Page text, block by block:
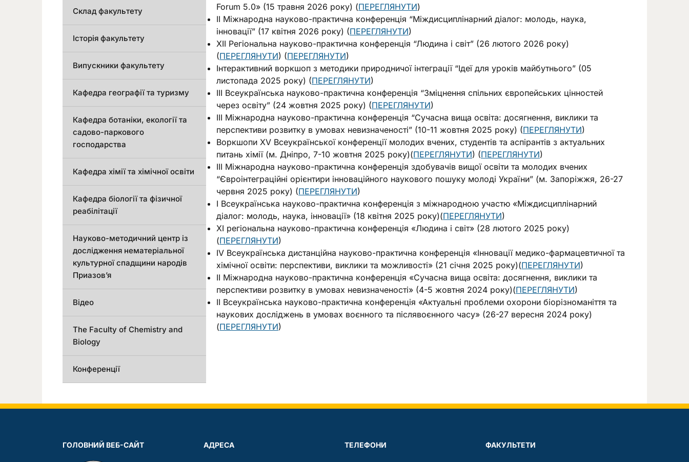
Forum 5.0» (15 травня 2026 року) (ПЕРЕГЛЯНУТИ)
ІІ Міжнародна науково-практична конференція “Міждисциплінарний діалог: молодь, наука,
інновації” (17 квітня 2026 року) (ПЕРЕГЛЯНУТИ)
ХІІ Регіональна науково-практична конференція “Людина і світ” (26 лютого 2026 року)
(ПЕРЕГЛЯНУТИ) (ПЕРЕГЛЯНУТИ)
Інтерактивний воркшоп з методики природничої інтеграції “Ідеї для уроків майбутнього” (05
листопада 2025 року) (ПЕРЕГЛЯНУТИ)
ІІІ Всеукраїнська науково-практична конференція “Зміцнення спільних європейських цінностей
через освіту” (24 жовтня 2025 року) (ПЕРЕГЛЯНУТИ)
ІІІ Міжнародна науково-практична конференція “Сучасна вища освіта: досягнення, виклики та
перспективи розвитку в умовах невизначеності” (10-11 жовтня 2025 року) (ПЕРЕГЛЯНУТИ)
Воркшопи ХV Всеукраїнської конференції молодих вчених, студентів та аспірантів з актуальних
питань хімії (м. Дніпро, 7-10 жовтня 2025 року)(ПЕРЕГЛЯНУТИ) (ПЕРЕГЛЯНУТИ)
ІІІ Міжнародна науково-практична конференція здобувачів вищої освіти та молодих вчених
“Євроінтеграційні орієнтири інноваційного наукового пошуку молоді України” (м. Запоріжжя, 26-27
червня 2025 року) (ПЕРЕГЛЯНУТИ)
І Всеукраїнська науково-практична конференція з міжнародною участю «Міждисциплінарний
діалог: молодь, наука, інновації» (18 квітня 2025 року)(ПЕРЕГЛЯНУТИ)
ХІ регіональна науково-практична конференція «Людина і світ» (28 лютого 2025 року)
(ПЕРЕГЛЯНУТИ)
IV Всеукраїнська дистанційна науково-практична конференція «Інновації медико-фармацевтичної та
хімічної освіти: перспективи, виклики та можливості» (21 січня 2025 року)(ПЕРЕГЛЯНУТИ)
ІІ Міжнародна науково-практична конференція «Сучасна вища освіта: досягнення, виклики та
перспективи розвитку в умовах невизначеності» (4-5 жовтня 2024 року)(ПЕРЕГЛЯНУТИ)
ІІ Всеукраїнська науково-практична конференція «Актуальні проблеми охорони біорізноманіття та
наукових досліджень в умовах воєнного та післявоєнного часу» (26-27 вересня 2024 року)
(ПЕРЕГЛЯНУТИ)
Склад факультету
Історія факультету
Випускники факультету
Кафедра географії та туризму
Кафедра ботаніки, екології та
садово-паркового
господарства
Кафедра хімії та хімічної освіти
Кафедра біології та фізичної
реабілітації
Науково-методичний центр із
дослідження нематеріальної
культурної спадщини народів
Приазов’я
Відео
The Faculty of Chemistry and
Biology
Конференції
ГОЛОВНИЙ ВЕБ-САЙТ АДРЕСА ТЕЛЕФОНИ ФАКУЛЬТЕТИ